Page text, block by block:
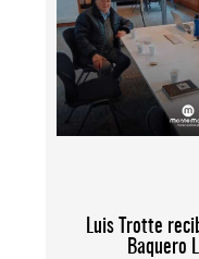
Luis Trotte
Baquero